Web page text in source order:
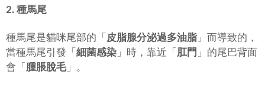
2. 種馬尾
種馬尾是貓咪尾部的「 皮脂腺分泌過多油脂 」而導致的，
當種馬尾引發「 細菌感染 」時，靠近「 肛門 」的尾巴背面
會「 腫脹脫毛」。